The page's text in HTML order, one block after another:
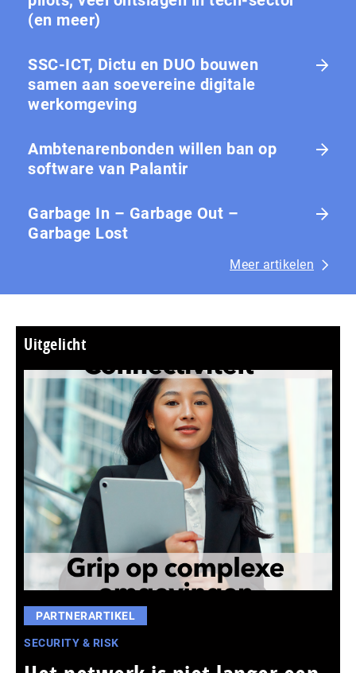
(en meer)
SSC-ICT, Dictu en DUO bouwen
samen aan soevereine digitale
werkomgeving
Ambtenarenbonden willen ban op
software van Palantir
Garbage In – Garbage Out –
Garbage Lost
Meer artikelen
Uitgelicht
PARTNERARTIKEL
SECURITY & RISK